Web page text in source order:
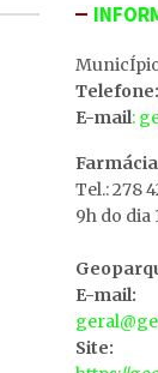
Telefone:
E-mail:
Tel.: 278
9h do dia
E-mail:
Site: